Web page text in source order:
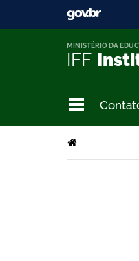
IFF
MINISTÉRIO DA